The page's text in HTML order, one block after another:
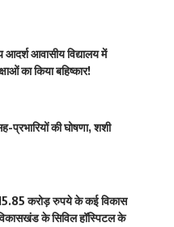
आवासीय विद्यालय में
का किया बहिष्कार!
प्रभारियों की घोषणा, शशी
करोड़ रुपये के कई विकास
के सिविल हॉस्पिटल के